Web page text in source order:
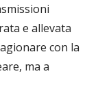
e allevata
con la
ma a